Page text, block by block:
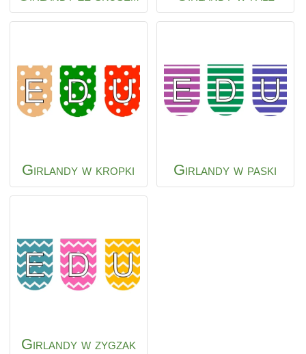
Girlandy w zygzak
Girlandy w kropki Girlandy w paski